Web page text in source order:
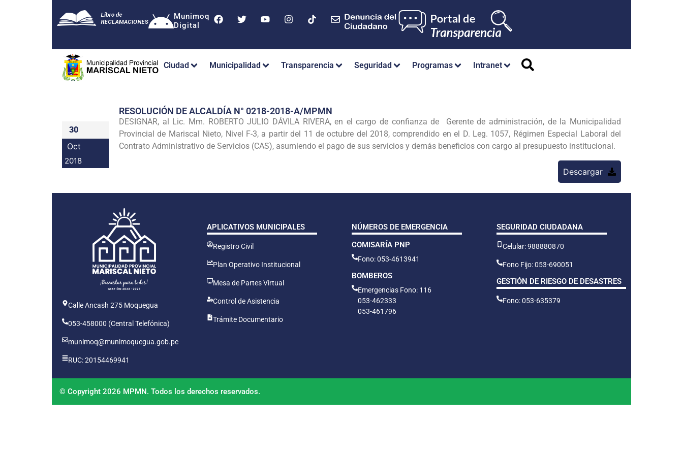
Munimoq
Digital
Ciudad Municipalidad Transparencia Seguridad Programas Intranet
30
Oct
2018
RESOLUCIÓN DE ALCALDÍA N° 0218-2018-A/MPMN
DESIGNAR, al Lic. Mm. ROBERTO JULIO DÁVILA RIVERA, en el cargo de confianza de Gerente de administración, de la Municipalidad
Provincial de Mariscal Nieto, Nivel F-3, a partir del 11 de octubre del 2018, comprendido en el D. Leg. 1057, Régimen Especial Laboral del
Contrato Administrativo de Servicios (CAS), asumiendo el pago de sus servicios y demás beneficios con cargo al presupuesto institucional.
Descargar
Calle Ancash 275 Moquegua
053-458000 (Central Telefónica)
munimoq@munimoquegua.gob.pe
RUC: 20154469941
APLICATIVOS MUNICIPALES
Registro Civil
Plan Operativo Institucional
Mesa de Partes Virtual
Control de Asistencia
Trámite Documentario
NÚMEROS DE EMERGENCIA
COMISARÍA PNP
Fono: 053-4613941
BOMBEROS
Emergencias Fono: 116
053-462333
053-461796
SEGURIDAD CIUDADANA
Celular: 988880870
Fono Fijo: 053-690051
GESTIÓN DE RIESGO DE DESASTRES
Fono: 053-635379
© Copyright 2026 MPMN. Todos los derechos reservados.